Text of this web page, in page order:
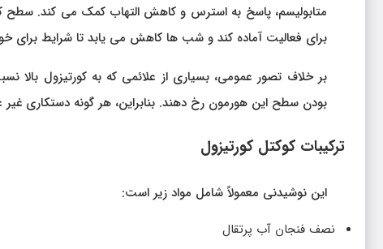
متابولیسم، پاسخ به استرس و کاهش التهاب کمک می‌ کند. سطح
برای فعالیت آماده کند و شب‌ ها کاهش می‌ یابد تا شرایط برای
بر خلاف تصور عمومی، بسیاری از علائمی که به کورتیزول بالا
بودن سطح این هورمون رخ دهند. بنابراین، هر گونه دستکاری
ترکیبات کوکتل کورتیزول
این نوشیدنی معمولاً شامل مواد زیر است:
نصف فنجان آب پرتقال